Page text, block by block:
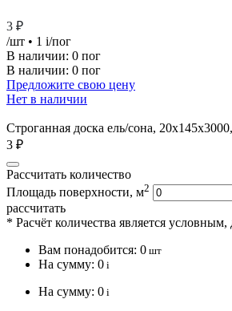
3 ₽
/шт • 1 i/пог
В наличии: 0 пог
В наличии: 0 пог
Предложите свою цену
Нет в наличии
Строганная доска ель/сона,
3 ₽
Рассчитать количество
Площадь поверхности, м2
рассчитать
* Расчёт количества является
Вам понадобится: 0 шт
На сумму: 0 i
На сумму: 0 i